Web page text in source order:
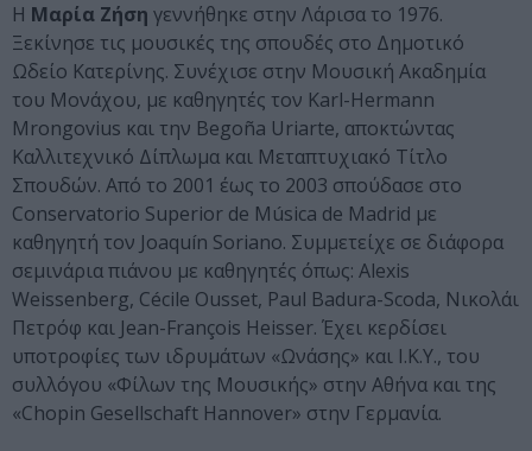
Η Μαρία Ζήση γεννήθηκε στην Λάρισα το 1976.
Ξεκίνησε τις μουσικές της σπουδές στο Δημοτικό
Ωδείο Κατερίνης. Συνέχισε στην Μουσική Ακαδημία
του Μονάχου, με καθηγητές τον Karl-Hermann
Mrongovius και την Begoña Uriarte, αποκτώντας
Καλλιτεχνικό Δίπλωμα και Μεταπτυχιακό Τίτλο
Σπουδών. Από το 2001 έως το 2003 σπούδασε στο
Conservatorio Superior de Música de Madrid με
καθηγητή τον Joaquín Soriano. Συμμετείχε σε διάφορα
σεμινάρια πιάνου με καθηγητές όπως: Alexis
Weissenberg, Cécile Ousset, Paul Badura-Scoda, Νικολάι
Πετρόφ και Jean-François Heisser. Έχει κερδίσει
υποτροφίες των ιδρυμάτων «Ωνάσης» και I.K.Y., του
συλλόγου «Φίλων της Μουσικής» στην Αθήνα και της
«Chopin Gesellschaft Hannover» στην Γερμανία.